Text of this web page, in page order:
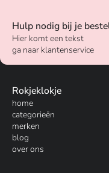
Hulp nodig bij je
Hier komt een tekst
ga naar klantenservice
Rokjeklokje
home
categorieën
merken
blog
over ons